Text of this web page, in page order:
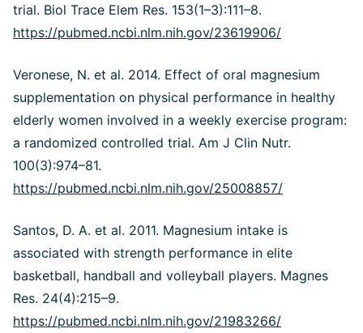
trial. Biol Trace Elem Res. 153(1–3):111–8.
https://pubmed.ncbi.nlm.nih.gov/23619906/
Veronese, N. et al. 2014. Effect of oral magnesium
supplementation on physical performance in healthy
elderly women involved in a weekly exercise program:
a randomized controlled trial. Am J Clin Nutr.
100(3):974–81.
https://pubmed.ncbi.nlm.nih.gov/25008857/
Santos, D. A. et al. 2011. Magnesium intake is
associated with strength performance in elite
basketball, handball and volleyball players. Magnes
Res. 24(4):215–9.
https://pubmed.ncbi.nlm.nih.gov/21983266/